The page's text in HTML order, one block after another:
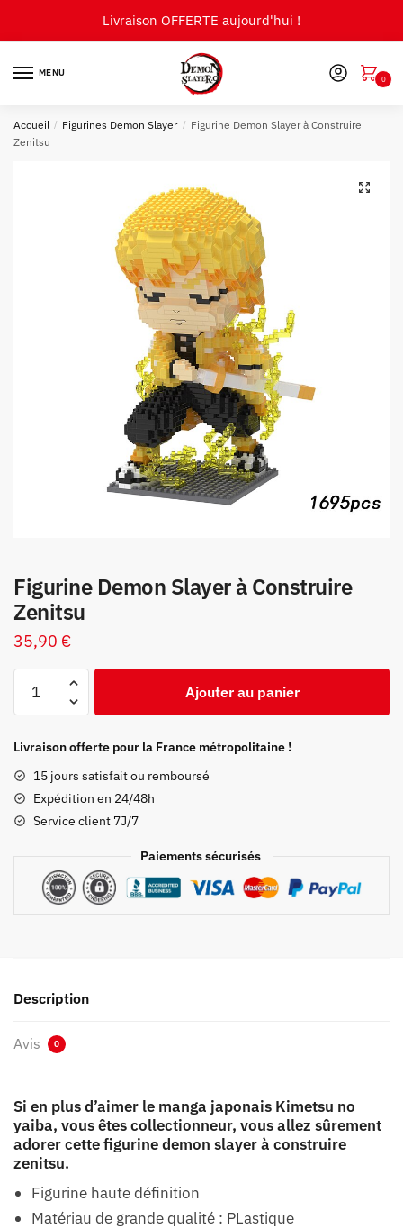
Livraison OFFERTE aujourd'hui !
MENU
0
Accueil / Figurines Demon Slayer / Figurine Demon Slayer à Construire
Zenitsu
🔍
Figurine Demon Slayer à Construire
Zenitsu
35,90 €
Demon
à
Construire
Zenitsu
Ajouter au panier
Livraison offerte pour la France métropolitaine !
15 jours satisfait ou remboursé
Expédition en 24/48h
Service client 7J/7
Paiements sécurisés
Description
Avis 0
Si en plus d’aimer le manga japonais Kimetsu no
yaiba, vous êtes collectionneur, vous allez sûrement
adorer cette figurine demon slayer à construire
zenitsu.
Figurine haute définition
Matériau de grande qualité : PLastique